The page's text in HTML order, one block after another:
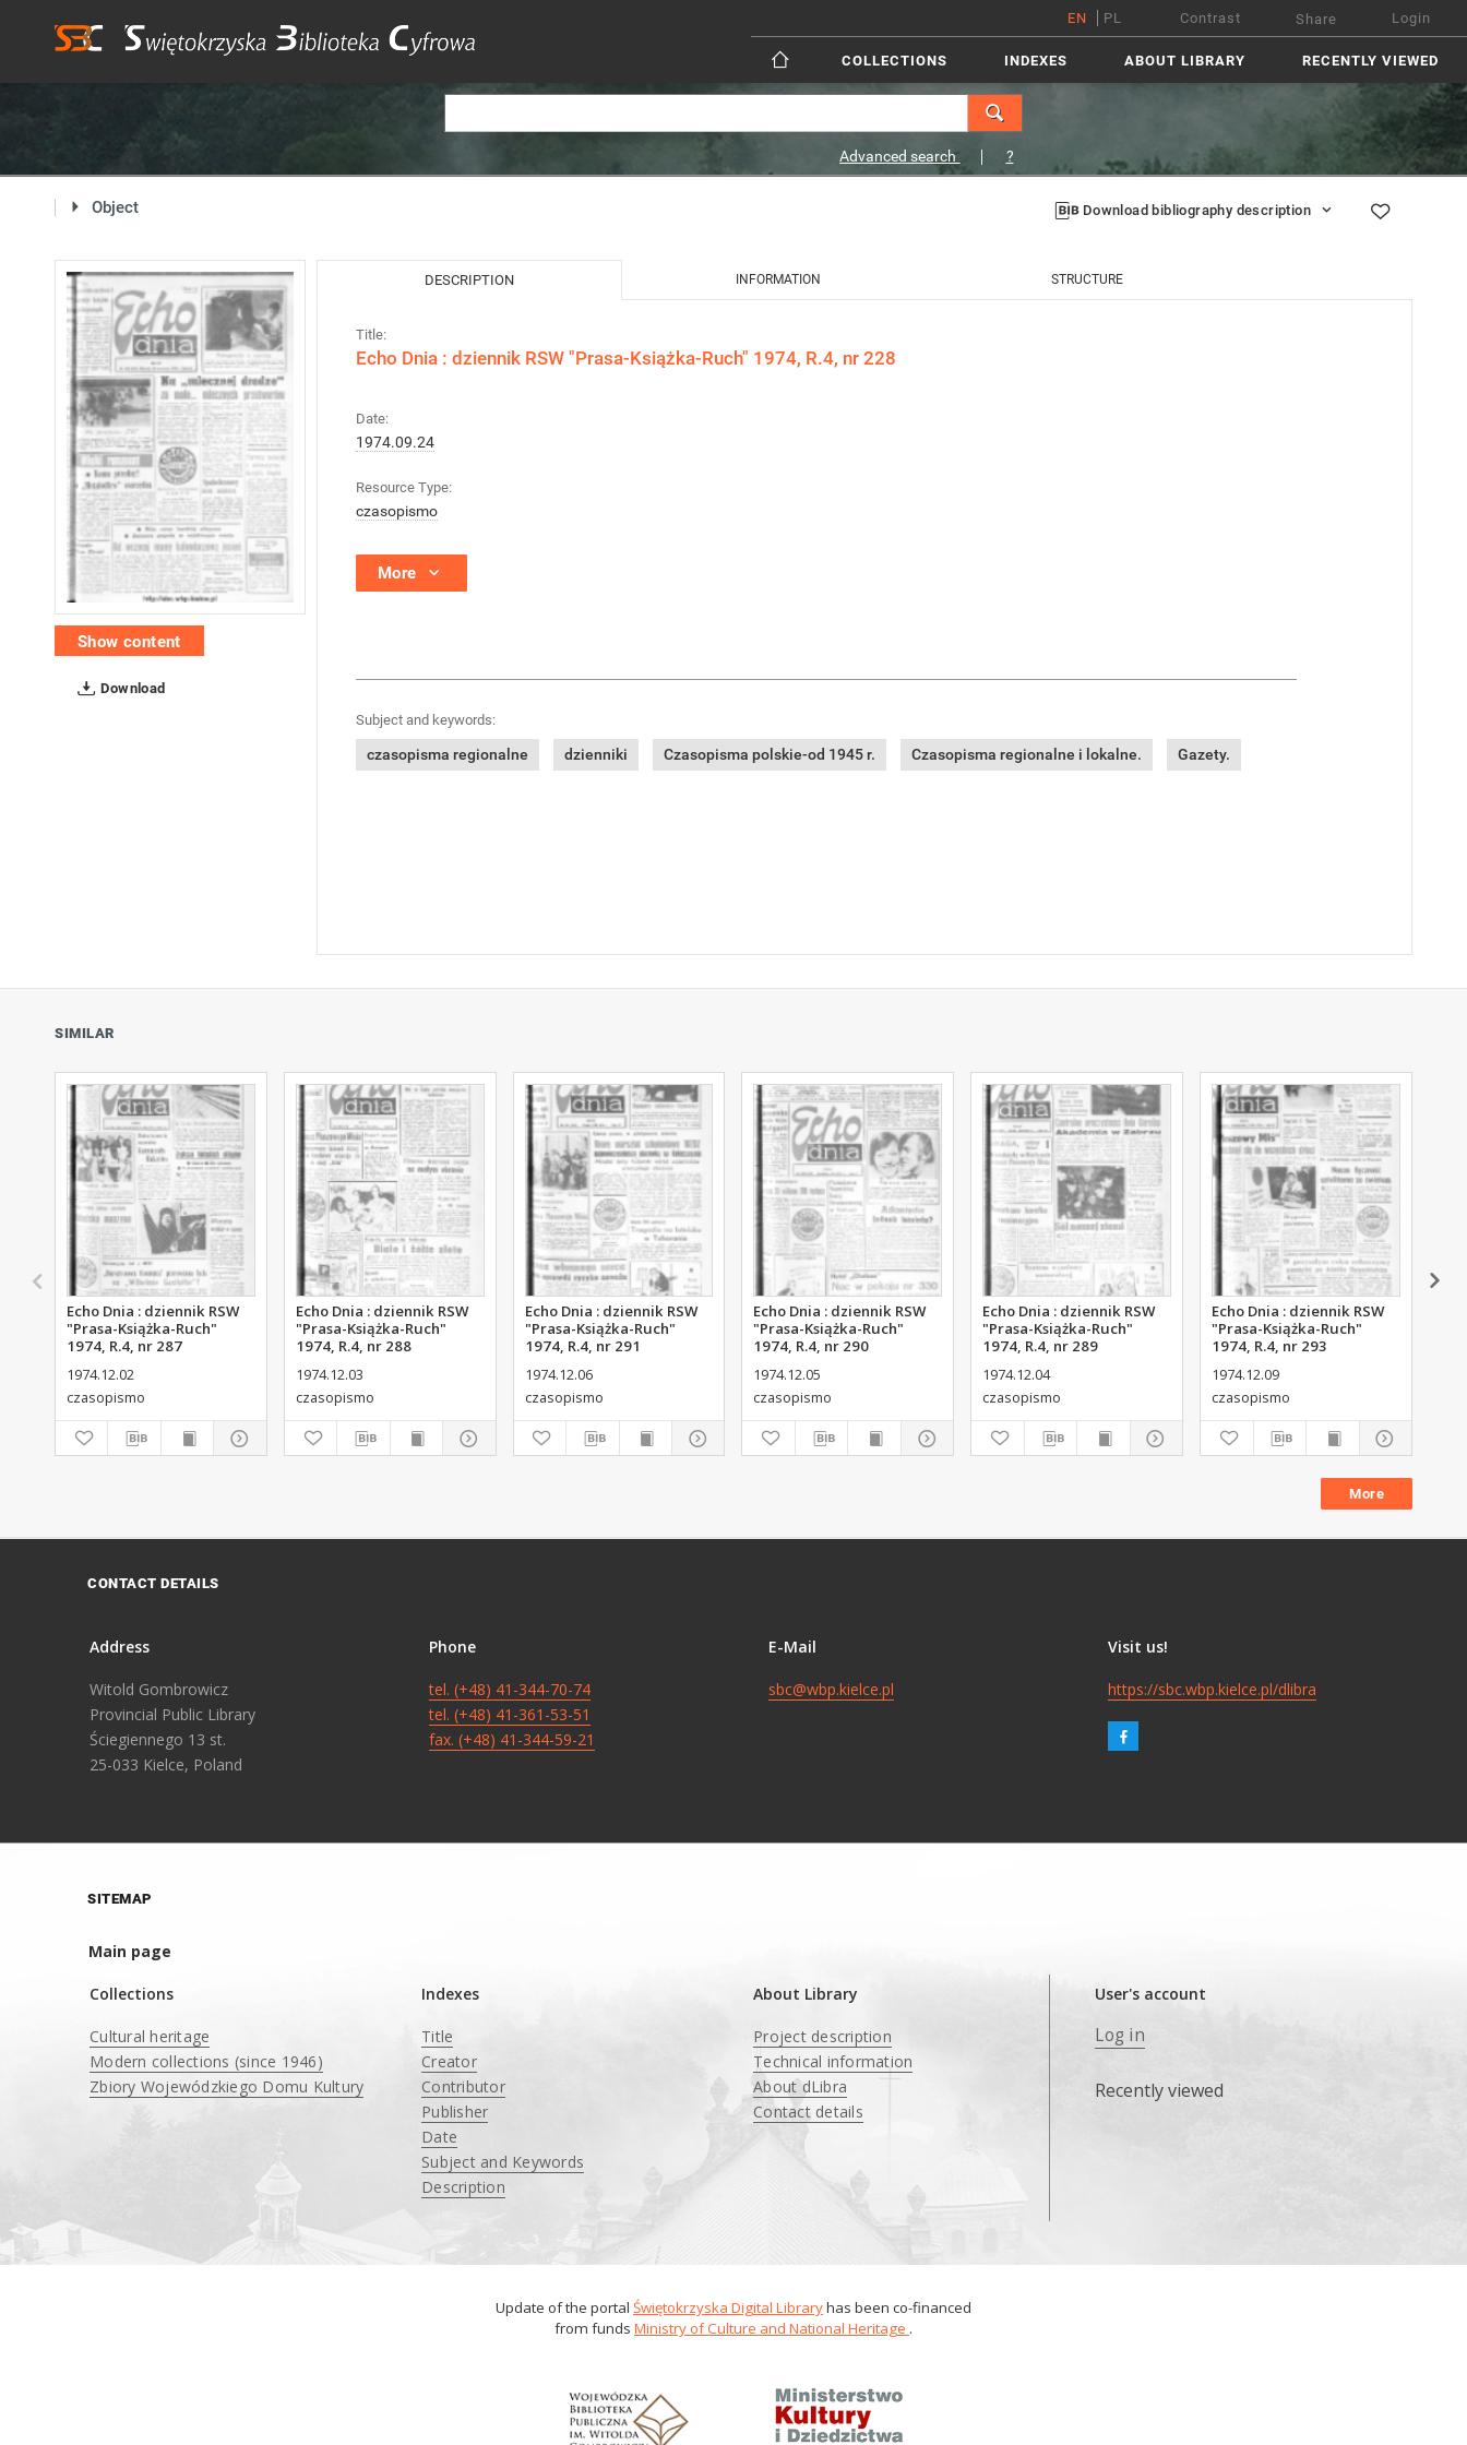
EN PL Contrast Share Login
COLLECTIONS INDEXES ABOUT LIBRARY RECENTLY VIEWED
Advanced search ?
Object Download bibliography description
Show content
Download
DESCRIPTION INFORMATION STRUCTURE
Title:
Echo Dnia : dziennik RSW "Prasa-Książka-Ruch" 1974, R.4, nr 228
Date:
1974.09.24
Resource Type:
czasopismo
More
Subject and keywords:
czasopisma regionalne dzienniki Czasopisma polskie-od 1945 r. Czasopisma regionalne i lokalne. Gazety.
SIMILAR
Echo Dnia : dziennik RSW
"Prasa-Książka-Ruch"
1974, R.4, nr 287
1974.12.02
czasopismo
Echo Dnia : dziennik RSW
"Prasa-Książka-Ruch"
1974, R.4, nr 288
1974.12.03
czasopismo
Echo Dnia : dziennik RSW
"Prasa-Książka-Ruch"
1974, R.4, nr 291
1974.12.06
czasopismo
Echo Dnia : dziennik RSW
"Prasa-Książka-Ruch"
1974, R.4, nr 290
1974.12.05
czasopismo
Echo Dnia : dziennik RSW
"Prasa-Książka-Ruch"
1974, R.4, nr 289
1974.12.04
czasopismo
Echo Dnia : dziennik RSW
"Prasa-Książka-Ruch"
1974, R.4, nr 293
1974.12.09
czasopismo
More
CONTACT DETAILS
Address
Witold Gombrowicz
Provincial Public Library
Ściegiennego 13 st.
25-033 Kielce, Poland
Phone
tel. (+48) 41-344-70-74
tel. (+48) 41-361-53-51
fax. (+48) 41-344-59-21
E-Mail
sbc@wbp.kielce.pl
Visit us!
https://sbc.wbp.kielce.pl/dlibra
SITEMAP
Main page
Collections
Cultural heritage
Modern collections (since 1946)
Zbiory Wojewódzkiego Domu Kultury
Indexes
Title
Creator
Contributor
Publisher
Date
Subject and Keywords
Description
About Library
Project description
Technical information
About dLibra
Contact details
User's account
Log in
Recently viewed
Update of the portal Świętokrzyska Digital Libraryhas been co-financed
from funds Ministry of Culture and National Heritage .